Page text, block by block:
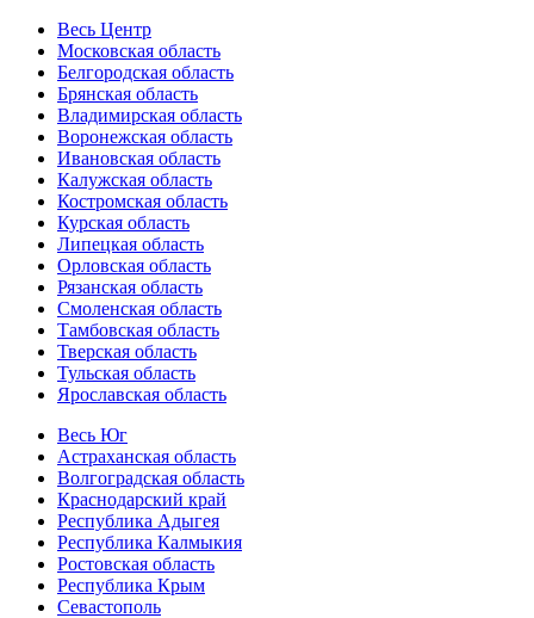
Весь Центр
Московская область
Белгородская область
Брянская область
Владимирская область
Воронежская область
Ивановская область
Калужская область
Костромская область
Курская область
Липецкая область
Орловская область
Рязанская область
Смоленская область
Тамбовская область
Тверская область
Тульская область
Ярославская область
Весь Юг
Астраханская область
Волгоградская область
Краснодарский край
Республика Адыгея
Республика Калмыкия
Ростовская область
Республика Крым
Севастополь